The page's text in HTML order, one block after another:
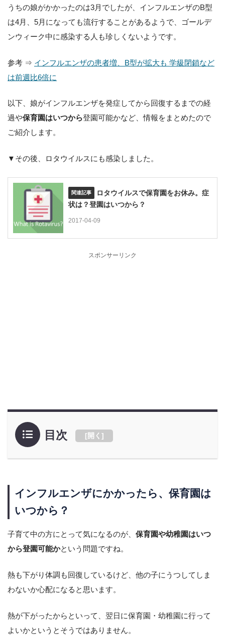
うちの娘がかかったのは3月でしたが、インフルエンザのB型
は4月、5月になっても流行することがあるようで、ゴールデ
ンウィーク中に感染する人も珍しくないようです。
参考 ⇒ インフルエンザの患者増、B型が拡大も 学級閉鎖など
は前週比6倍に
以下、娘がインフルエンザを発症してから回復するまでの経
過や保育園はいつから登園可能かなど、情報をまとめたので
ご紹介します。
▼その後、ロタウイルスにも感染しました。
ロタウイルスで保育園をお休み。症
状は？登園はいつから？
2017-04-09
スポンサーリンク
目次 [開く ]
インフルエンザにかかったら、保育園は
いつから？
子育て中の方にとって気になるのが、 保育園や幼稚園はいつ
から登園可能かという問題ですね。
熱も下がり体調も回復しているけど、他の子にうつしてしま
わないか心配になると思います。
熱が下がったからといって、翌日に保育園・幼稚園に行って
よいかというとそうではありません。